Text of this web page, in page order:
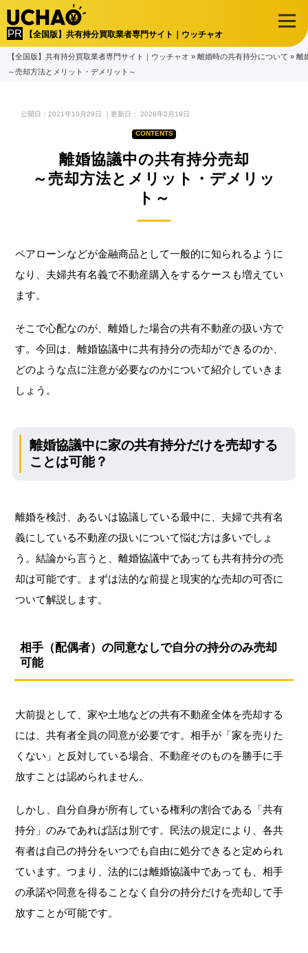
【全国版】共有持分買取業者専門サイト｜ウッチャオ
【全国版】共有持分買取業者専門サイト｜ウッチャオ » 離婚時の共有持分について » 離
～売却方法とメリット・デメリット～
公開日：2021年10月29日 ｜更新日：2026年2月19日
離婚協議中の共有持分売却
～売却方法とメリット・デメリッ
ト～
ペアローンなどが金融商品として一般的に知られるように
なり、夫婦共有名義で不動産購入をするケースも増えてい
ます。
そこで心配なのが、離婚した場合の共有不動産の扱い方で
す。今回は、離婚協議中に共有持分の売却ができるのか、
どのような点に注意が必要なのかについて紹介していきま
しょう。
離婚協議中に家の共有持分だけを売却する
ことは可能？
離婚を検討、あるいは協議している最中に、夫婦で共有名
義にしている不動産の扱いについて悩む方は多いでしょ
う。結論から言うと、離婚協議中であっても共有持分の売
却は可能です。まずは法的な前提と現実的な売却の可否に
ついて解説します。
相手（配偶者）の同意なしで自分の持分のみ売却
可能
大前提として、家や土地などの共有不動産全体を売却する
には、共有者全員の同意が必要です。相手が「家を売りた
くない」と反対している場合、不動産そのものを勝手に手
放すことは認められません。
しかし、自分自身が所有している権利の割合である「共有
持分」のみであれば話は別です。民法の規定により、各共
有者は自己の持分をいつでも自由に処分できると定められ
ています。つまり、法的には離婚協議中であっても、相手
の承諾や同意を得ることなく自分の持分だけを売却して手
放すことが可能です。